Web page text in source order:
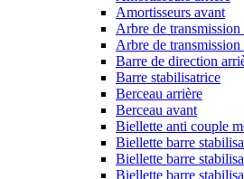
Amortisseurs avant
Arbre de
Arbre de transmission
Barre de direction
Barre stabilisatrice
Berceau arrière
Berceau avant
Biellette anti couple
Biellette barre
Biellette barre
Biellette barre